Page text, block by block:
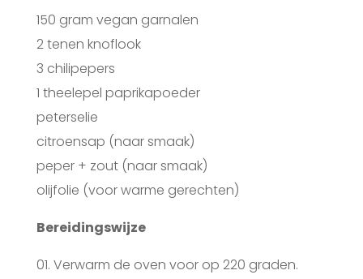
150 gram vegan garnalen
2 tenen knoflook
3 chilipepers
1 theelepel paprikapoeder
peterselie
citroensap (naar smaak)
peper + zout (naar smaak)
olijfolie (voor warme gerechten)
Bereidingswijze
01. Verwarm de oven voor op 220 graden.